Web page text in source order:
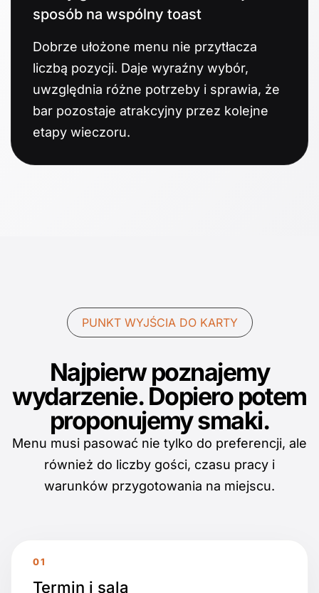
sposób na wspólny toast
Dobrze ułożone menu nie przytłacza
liczbą pozycji. Daje wyraźny wybór,
uwzględnia różne potrzeby i sprawia, że
bar pozostaje atrakcyjny przez kolejne
etapy wieczoru.
PUNKT WYJŚCIA DO KARTY
Najpierw poznajemy
wydarzenie. Dopiero potem
proponujemy smaki.
Menu musi pasować nie tylko do preferencji, ale
również do liczby gości, czasu pracy i
warunków przygotowania na miejscu.
Termin i sala